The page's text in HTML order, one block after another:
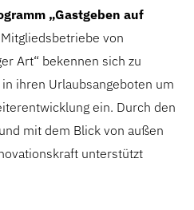
„Gastgeben auf
von
Art“ bekennen sich zu
ihren Urlaubsangeboten um
ein. Durch den
mit dem Blick von außen
unterstützt